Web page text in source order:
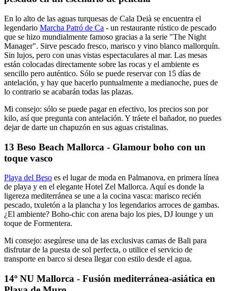
En lo alto de las aguas turquesas de Cala Deià se encuentra el
legendario Marcha Patró de Ca - un restaurante rústico de pescado
que se hizo mundialmente famoso gracias a la serie "The Night
Manager". Sirve pescado fresco, marisco y vino blanco mallorquín.
Sin lujos, pero con unas vistas espectaculares al mar. Las mesas
están colocadas directamente sobre las rocas y el ambiente es
sencillo pero auténtico. Sólo se puede reservar con 15 días de
antelación, y hay que hacerlo puntualmente a medianoche, pues de
lo contrario se acabarán todas las plazas.
Mi consejo: sólo se puede pagar en efectivo, los precios son por
kilo, así que pregunta con antelación. Y tráete el bañador, no puedes
dejar de darte un chapuzón en sus aguas cristalinas.
13 Beso Beach Mallorca - Glamour boho con un
toque vasco
Playa del Beso es el lugar de moda en Palmanova, en primera línea
de playa y en el elegante Hotel Zel Mallorca. Aquí es donde la
ligereza mediterránea se une a la cocina vasca: marisco recién
pescado, txuletón a la plancha y los legendarios arroces de gambas.
¿El ambiente? Boho-chic con arena bajo los pies, DJ lounge y un
toque de Formentera.
Mi consejo: asegúrese una de las exclusivas camas de Bali para
disfrutar de la puesta de sol perfecta, o utilice el servicio de
transporte en barco si desea llegar con estilo desde el agua.
14º NU Mallorca - Fusión mediterránea-asiática en